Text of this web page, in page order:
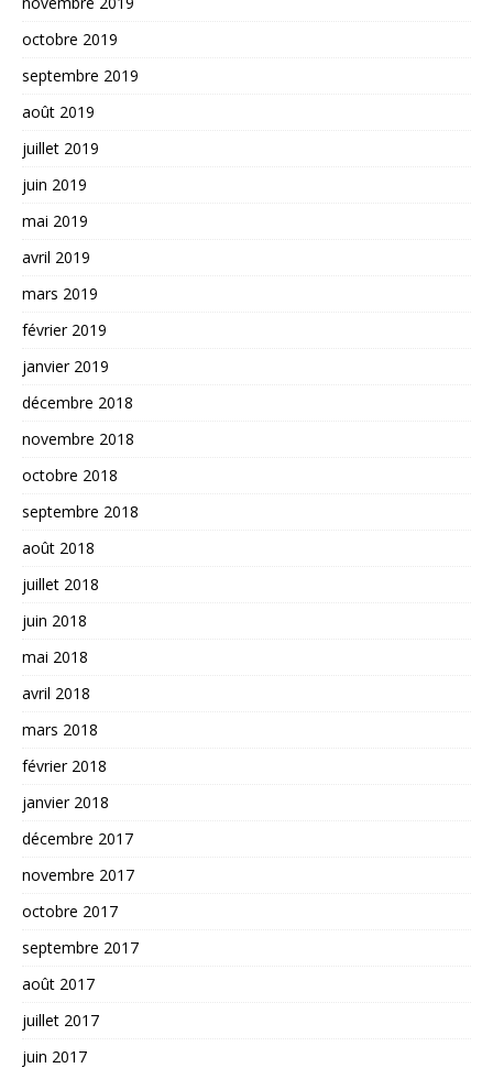
octobre 2019
septembre 2019
août 2019
juillet 2019
juin 2019
mai 2019
avril 2019
mars 2019
février 2019
janvier 2019
décembre 2018
novembre 2018
octobre 2018
septembre 2018
août 2018
juillet 2018
juin 2018
mai 2018
avril 2018
mars 2018
février 2018
janvier 2018
décembre 2017
novembre 2017
octobre 2017
septembre 2017
août 2017
juillet 2017
juin 2017